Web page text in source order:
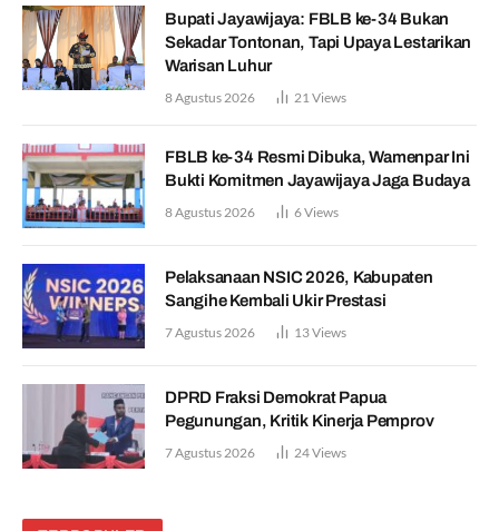
Bupati Jayawijaya: FBLB ke-34 Bukan
Sekadar Tontonan, Tapi Upaya Lestarikan
Warisan Luhur
8 Agustus 2026 21Views
FBLB ke-34 Resmi Dibuka, Wamenpar Ini
Bukti Komitmen Jayawijaya Jaga Budaya
8 Agustus 2026 6Views
Pelaksanaan NSIC 2026, Kabupaten
Sangihe Kembali Ukir Prestasi
7 Agustus 2026 13Views
DPRD Fraksi Demokrat Papua
Pegunungan, Kritik Kinerja Pemprov
7 Agustus 2026 24Views